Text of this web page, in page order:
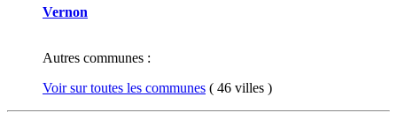
Vernon
Autres communes :
Voir sur toutes les communes ( 46 villes )